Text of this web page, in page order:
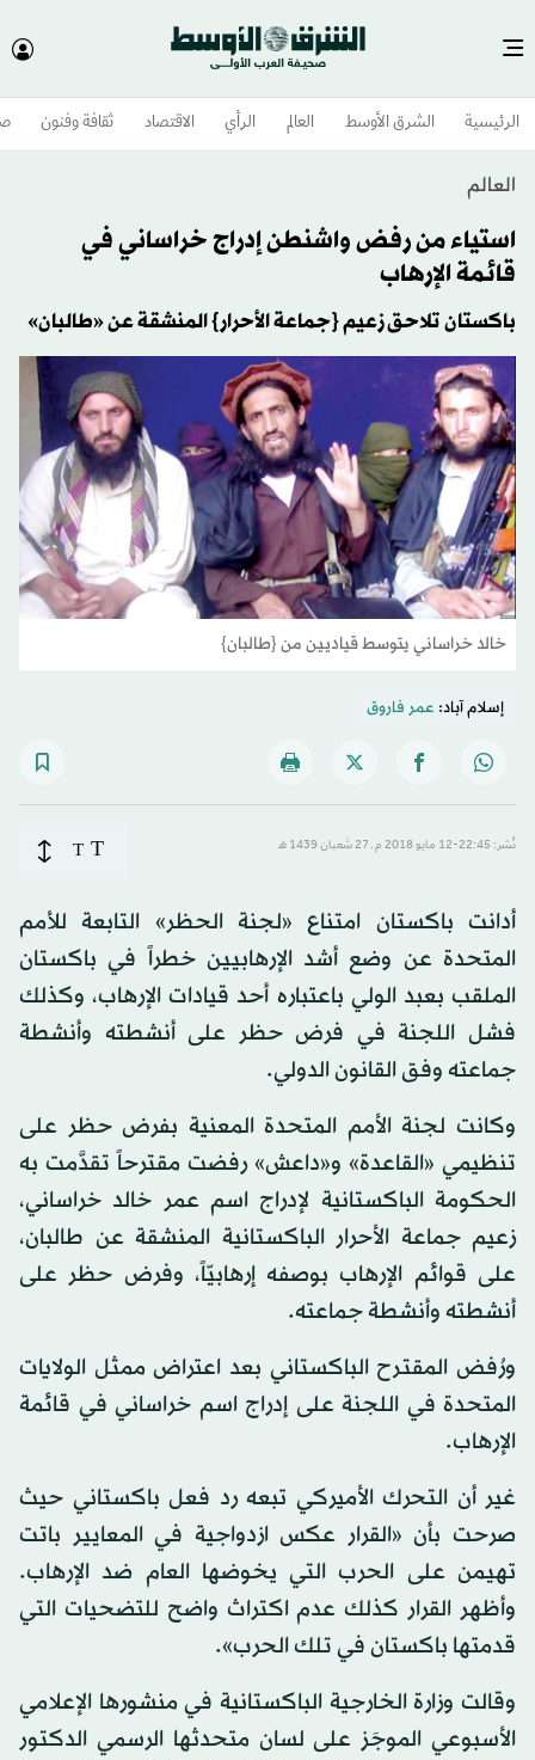
الرئيسية الشرق الأوسط​ العالم الرأي الاقتصاد ثقافة وفنون
العالم
استياء من رفض واشنطن إدراج خراساني في
قائمة الإرهاب
باكستان تلاحق زعيم {جماعة الأحرار} المنشقة عن «طالبان»
خالد خراساني يتوسط قياديين من {طالبان}
إسلام آباد: عمر فاروق
نُشر: 22:45-12 مايو 2018 م ـ 27 شَعبان 1439 هـ T
T
أدانت باكستان امتناع «لجنة الحظر» التابعة للأمم
المتحدة عن وضع أشد الإرهابيين خطراً في باكستان
الملقب بعبد الولي باعتباره أحد قيادات الإرهاب، وكذلك
فشل اللجنة في فرض حظر على أنشطته وأنشطة
جماعته وفق القانون الدولي.
وكانت لجنة الأمم المتحدة المعنية بفرض حظر على
تنظيمي «القاعدة» و«داعش» رفضت مقترحاً تقدَّمت به
الحكومة الباكستانية لإدراج اسم عمر خالد خراساني،
زعيم جماعة الأحرار الباكستانية المنشقة عن طالبان،
على قوائم الإرهاب بوصفه إرهابيّاً، وفرض حظر على
أنشطته وأنشطة جماعته.
ورُفض المقترح الباكستاني بعد اعتراض ممثل الولايات
المتحدة في اللجنة على إدراج اسم خراساني في قائمة
الإرهاب.
غير أن التحرك الأميركي تبعه رد فعل باكستاني حيث
صرحت بأن «القرار عكس ازدواجية في المعايير باتت
تهيمن على الحرب التي يخوضها العام ضد الإرهاب.
وأظهر القرار كذلك عدم اكتراث واضح للتضحيات التي
قدمتها باكستان في تلك الحرب».
وقالت وزارة الخارجية الباكستانية في منشورها الإعلامي
الأسبوعي الموجَز على لسان متحدثها الرسمي الدكتور